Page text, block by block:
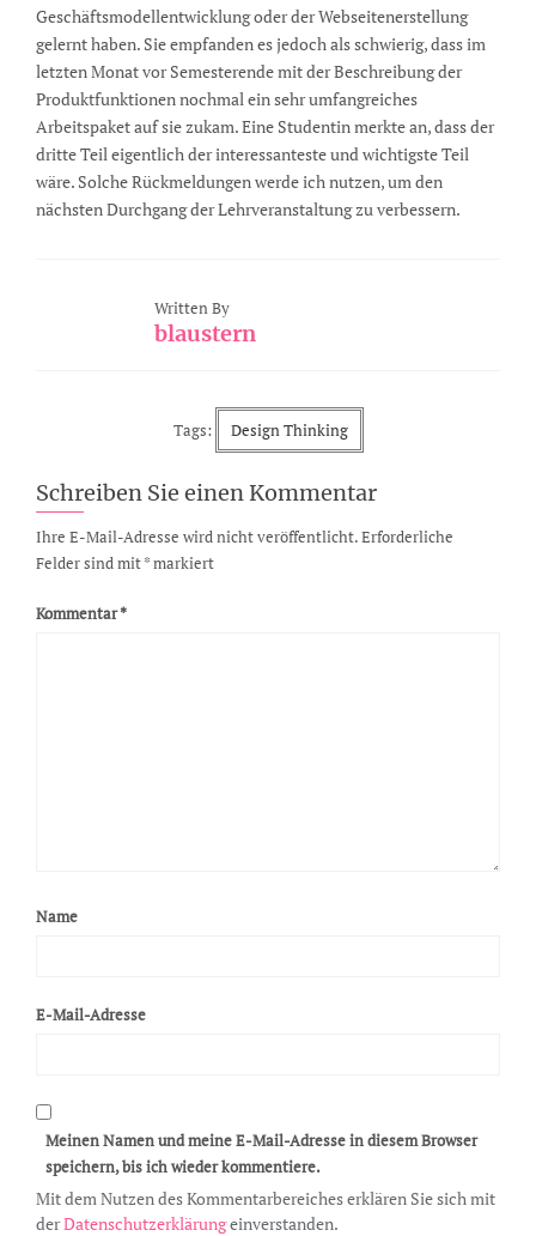
Geschäftsmodellentwicklung oder der Webseitenerstellung
gelernt haben. Sie empfanden es jedoch als schwierig, dass im
letzten Monat vor Semesterende mit der Beschreibung der
Produktfunktionen nochmal ein sehr umfangreiches
Arbeitspaket auf sie zukam. Eine Studentin merkte an, dass der
dritte Teil eigentlich der interessanteste und wichtigste Teil
wäre. Solche Rückmeldungen werde ich nutzen, um den
nächsten Durchgang der Lehrveranstaltung zu verbessern.
Written By
blaustern
Tags: Design Thinking
Schreiben Sie einen Kommentar
Ihre E-Mail-Adresse wird nicht veröffentlicht.Erforderliche
Felder sind mit*markiert
Kommentar*
Name
E-Mail-Adresse
Meinen Namen und meine E-Mail-Adresse in diesem Browser
speichern, bis ich wieder kommentiere.
Mit dem Nutzen des Kommentarbereiches erklären Sie sich mit
derDatenschutzerklärungeinverstanden.